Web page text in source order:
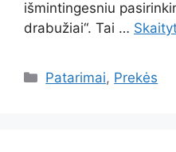
išmintingesniu
drabužiai“. Tai …
Kategorijos
Patarimai, Prekės